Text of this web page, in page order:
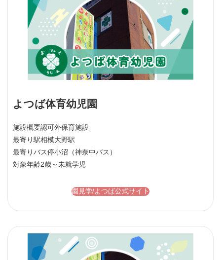
よつば体育幼児園
施設概要認可外保育施設
最寄り駅相模大野駅
最寄りバス停小沼（神奈中バス）
対象年齢2歳～未就学児
園見学/よつば公式サイト